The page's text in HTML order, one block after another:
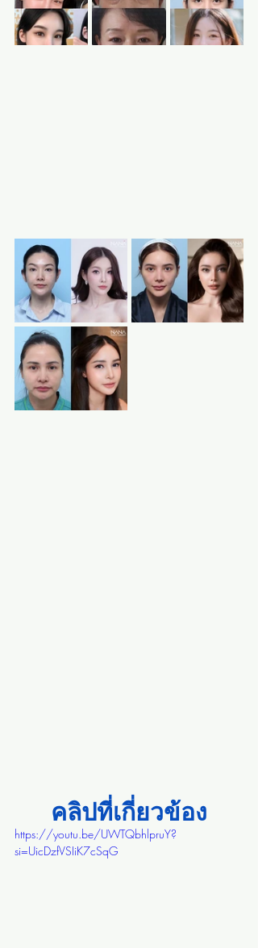
คลิปที่เกี่ยวข้อง
https://youtu.be/UWTQbhlpruY?
si=UicDzfVSIiK7cSqG